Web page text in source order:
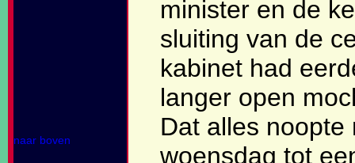
naar boven
minister en de
sluiting van de
kabinet had
langer open
Dat alles
woensdag tot